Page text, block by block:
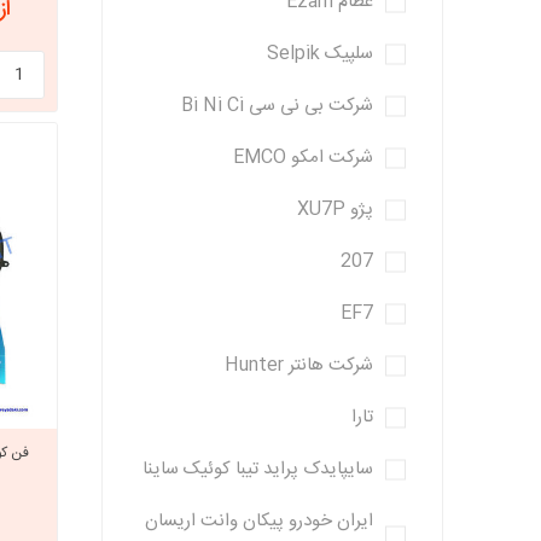
از
سلپیک Selpik
شرکت بی نی سی Bi Ni Ci
شرکت امکو EMCO
پژو XU7P
207
EF7
شرکت هانتر Hunter
تارا
سایپایدک پراید تیبا کوئیک ساینا
ایران خودرو پیکان وانت اریسان